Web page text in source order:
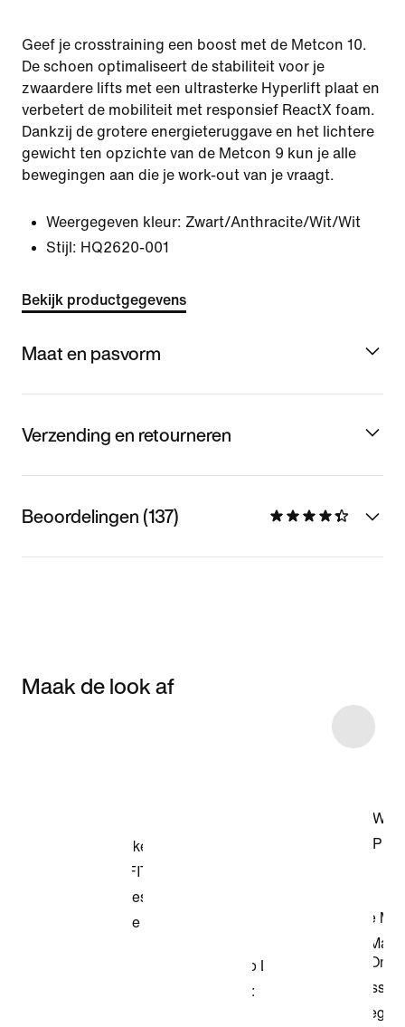
Geef je crosstraining een boost met de Metcon 10.
De schoen optimaliseert de stabiliteit voor je
zwaardere lifts met een ultrasterke Hyperlift plaat en
verbetert de mobiliteit met responsief ReactX foam.
Dankzij de grotere energieteruggave en het lichtere
gewicht ten opzichte van de Metcon 9 kun je alle
bewegingen aan die je work-out van je vraagt.
Weergegeven kleur: Zwart/Anthracite/Wit/Wit
Stijl: HQ2620-001
Bekijk productgegevens
Maat en pasvorm
Verzending en retourneren
Beoordelingen (137)
Maak de look af